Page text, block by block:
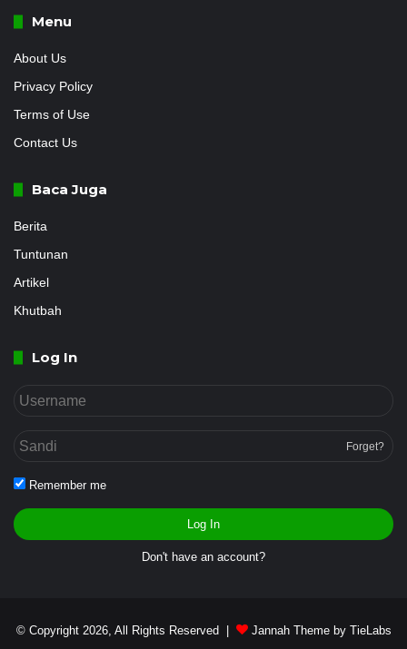
Menu
About Us
Privacy Policy
Terms of Use
Contact Us
Baca Juga
Berita
Tuntunan
Artikel
Khutbah
Log In
Forget?
Remember me
Log In
Don't have an account?
© Copyright 2026, All Rights Reserved | Jannah Theme by TieLabs